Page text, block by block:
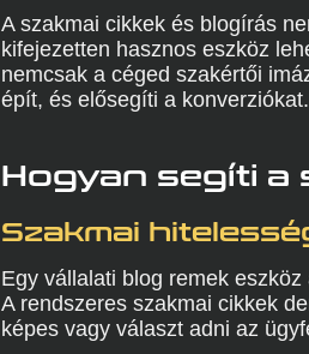
A szakmai cikkek és blogírás
kifejezetten hasznos eszköz
nemcsak a céged szakértői
épít, és elősegíti a konverziókat.
Hogyan segíti a
Szakmai
Egy vállalati blog remek
A rendszeres szakmai cikkek
képes vagy választ adni az